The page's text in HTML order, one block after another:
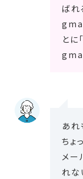
ばれ
とに
あれ
ちょ
メー
れな